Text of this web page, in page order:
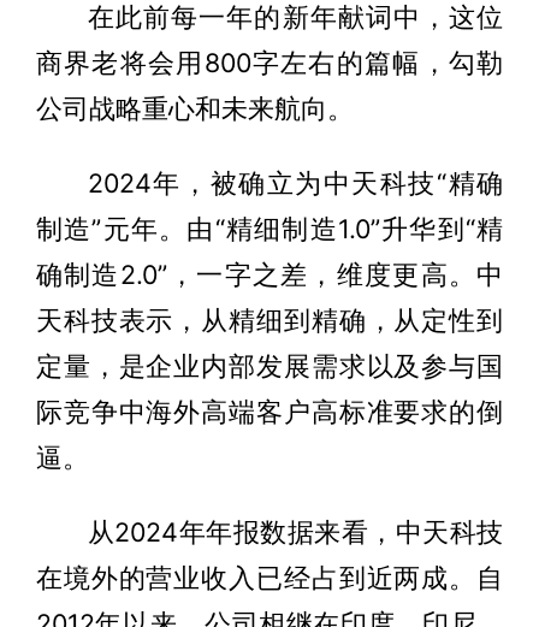
在此前每一年的新年献词中，这位
商界老将会用800字左右的篇幅，勾勒
公司战略重心和未来航向。
2024年，被确立为中天科技“精确
制造”元年。由“精细制造1.0”升华到“精
确制造2.0”，一字之差，维度更高。中
天科技表示，从精细到精确，从定性到
定量，是企业内部发展需求以及参与国
际竞争中海外高端客户高标准要求的倒
逼。
从2024年年报数据来看，中天科技
在境外的营业收入已经占到近两成。自